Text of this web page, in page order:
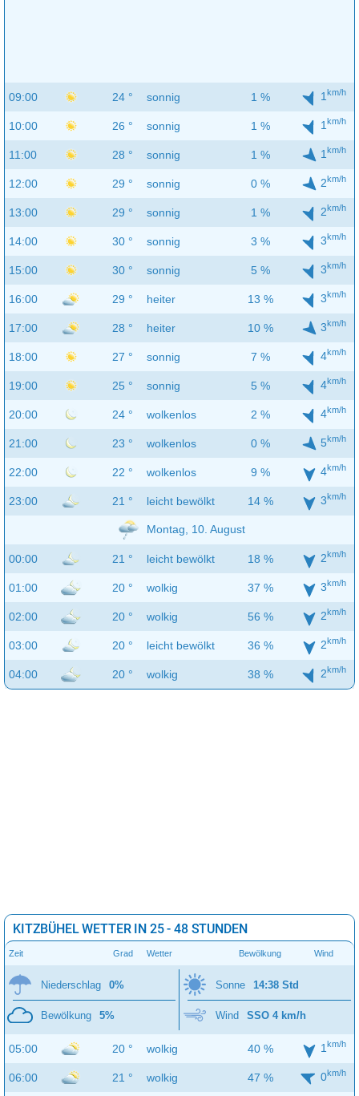
09:00 24 ° sonnig 1 % 1 km/h
10:00 26 ° sonnig 1 % 1 km/h
11:00 28 ° sonnig 1 % 1 km/h
12:00 29 ° sonnig 0 % 2km/h
13:00 29 ° sonnig 1 % 2km/h
14:00 30 ° sonnig 3 % 3km/h
15:00 30 ° sonnig 5 % 3km/h
16:00 29 ° heiter 13 % 3km/h
17:00 28 ° heiter 10 % 3km/h
18:00 27 ° sonnig 7 % 4km/h
19:00 25 ° sonnig 5 % 4km/h
20:00 24 ° wolkenlos 2 % 4km/h
21:00 23 ° wolkenlos 0 % 5km/h
22:00 22 ° wolkenlos 9 % 4km/h
23:00 21 ° leicht bewölkt 14 % 3km/h
Montag, 10. August
00:00 21 ° leicht bewölkt 18 % 2km/h
01:00 20 ° wolkig 37 % 3km/h
02:00 20 ° wolkig 56 % 2km/h
03:00 20 ° leicht bewölkt 36 % 2km/h
04:00 20 ° wolkig 38 % 2km/h
KITZBÜHEL WETTER IN 25 - 48 STUNDEN
Zeit Grad Wetter Bewölkung Wind
Niederschlag 0%
Bewölkung 5%
Sonne 14:38 Std
Wind SSO 4 km/h
05:00 20 ° wolkig 40 % 1 km/h
06:00 21 ° wolkig 47 % 0km/h